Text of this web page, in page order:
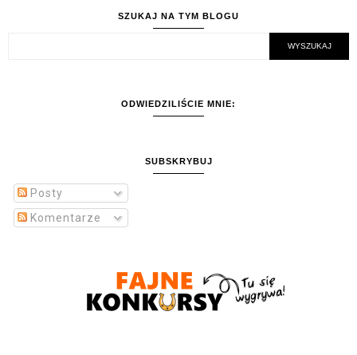
SZUKAJ NA TYM BLOGU
ODWIEDZILIŚCIE MNIE:
SUBSKRYBUJ
Posty
Komentarze